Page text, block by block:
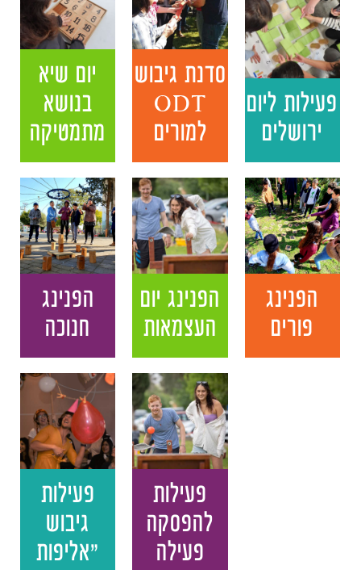
יום שיא
בנושא
מתמטיקה
סדנת גיבוש
ODT
למורים
פעילות ליום
ירושלים
הפנינג
חנוכה
הפנינג יום
העצמאות
הפנינג
פורים
פעילות
גיבוש
"אליפות
פעילות
להפסקה
פעילה